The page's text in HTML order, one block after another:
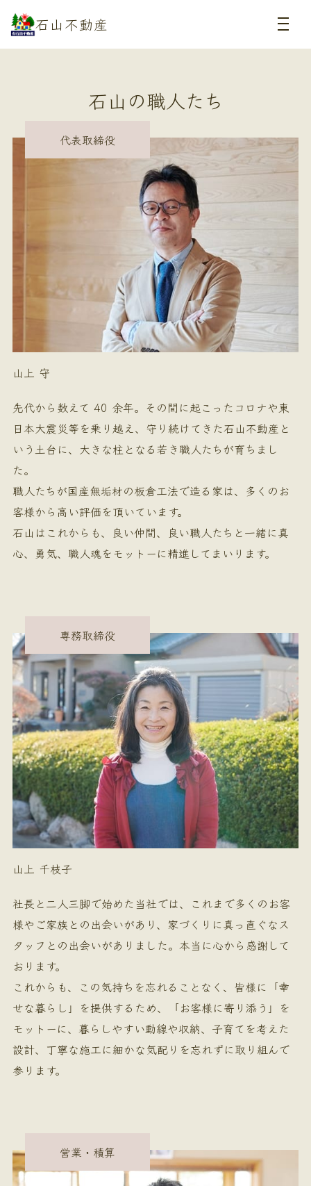
石山不動産
石山の職人たち
代表取締役
山上 守
先代から数えて 40 余年。その間に起こったコロナや東
日本大震災等を乗り越え、守り続けてきた石山不動産と
いう土台に、大きな柱となる若き職人たちが育ちまし
た。
職人たちが国産無垢材の板倉工法で造る家は、多くのお
客様から高い評価を頂いています。
石山はこれからも、良い仲間、良い職人たちと一緒に真
心、勇気、職人魂をモットーに精進してまいります。
専務取締役
山上 千枝子
社長と二人三脚で始めた当社では、これまで多くのお客
様やご家族との出会いがあり、家づくりに真っ直ぐなス
タッフとの出会いがありました。本当に心から感謝して
おります。
これからも、この気持ちを忘れることなく、皆様に「幸
せな暮らし」を提供するため、「お客様に寄り添う」を
モットーに、暮らしやすい動線や収納、子育てを考えた
設計、丁寧な施工に細かな気配りを忘れずに取り組んで
参ります。
営業・積算